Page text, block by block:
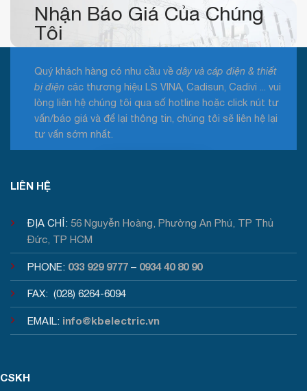
Nhận Báo Giá Của Chúng
Tôi
Quý khách hàng có nhu cầu về dây và cáp điện & thiết
bị điện các thương hiệu LS VINA, Cadisun, Cadivi ... vui
lòng liên hệ chúng tôi qua số hotline hoặc click nút tư
vấn/báo giá và để lại thông tin, chúng tôi sẽ liên hệ lại
tư vấn sớm nhất.
LIÊN HỆ
ĐỊA CHỈ: 56 Nguyễn Hoàng, Phường An Phú, TP Thủ
Đức, TP HCM
PHONE: 033 929 9777 – 0934 40 80 90
FAX: (028) 6264-6094
EMAIL: info@kbelectric.vn
CSKH